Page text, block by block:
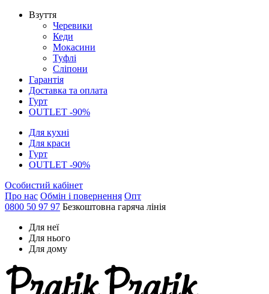
Взуття
Черевики
Кеди
Мокасини
Туфлі
Сліпони
Гарантія
Доставка та оплата
Гурт
OUTLET -90%
Для кухні
Для краси
Гурт
OUTLET -90%
Особистий кабінет
Про нас Обмін і повернення Опт
0800 50 97 97 Безкоштовна гаряча лінія
Для неї
Для нього
Для дому